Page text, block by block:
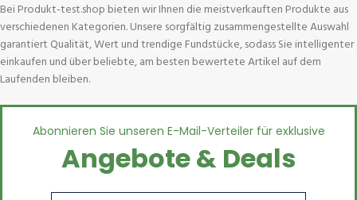
Bei Produkt-test.shop bieten wir Ihnen die meistverkauften Produkte aus
verschiedenen Kategorien. Unsere sorgfältig zusammengestellte Auswahl
garantiert Qualität, Wert und trendige Fundstücke, sodass Sie intelligenter
einkaufen und über beliebte, am besten bewertete Artikel auf dem
Laufenden bleiben.
Abonnieren Sie unseren E-Mail-Verteiler für exklusive
Angebote & Deals